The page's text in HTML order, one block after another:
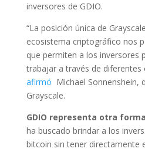
inversores de GDIO.
“La posición única de
ecosistema criptográfico nos
que permiten a los inversores
trabajar a través de diferentes
afirmó Michael Sonnenshein,
Grayscale.
GDIO representa otra
ha buscado brindar a los
bitcoin sin tener directamente